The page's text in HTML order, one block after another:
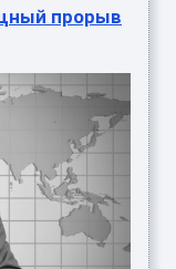
прорыв